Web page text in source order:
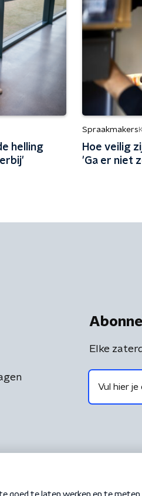
helling
Spraakmakers
Hoe veilig
'Ga er niet
Elke